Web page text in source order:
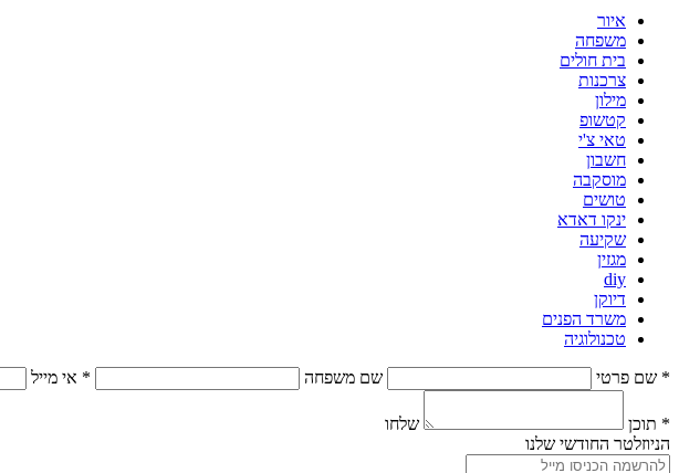
איור
משפחה
בית חולים
צרכנות
מילון
קטשופ
טאי צ'י
חשבון
מוסקבה
טושים
ינקו דאדא
שקיעה
מגזין
diy
דיוקן
משרד הפנים
טכנולוגיה
* שם פרטי שם משפחה * אי מייל
* תוכן
שלחו
הניוזלטר החודשי שלנו